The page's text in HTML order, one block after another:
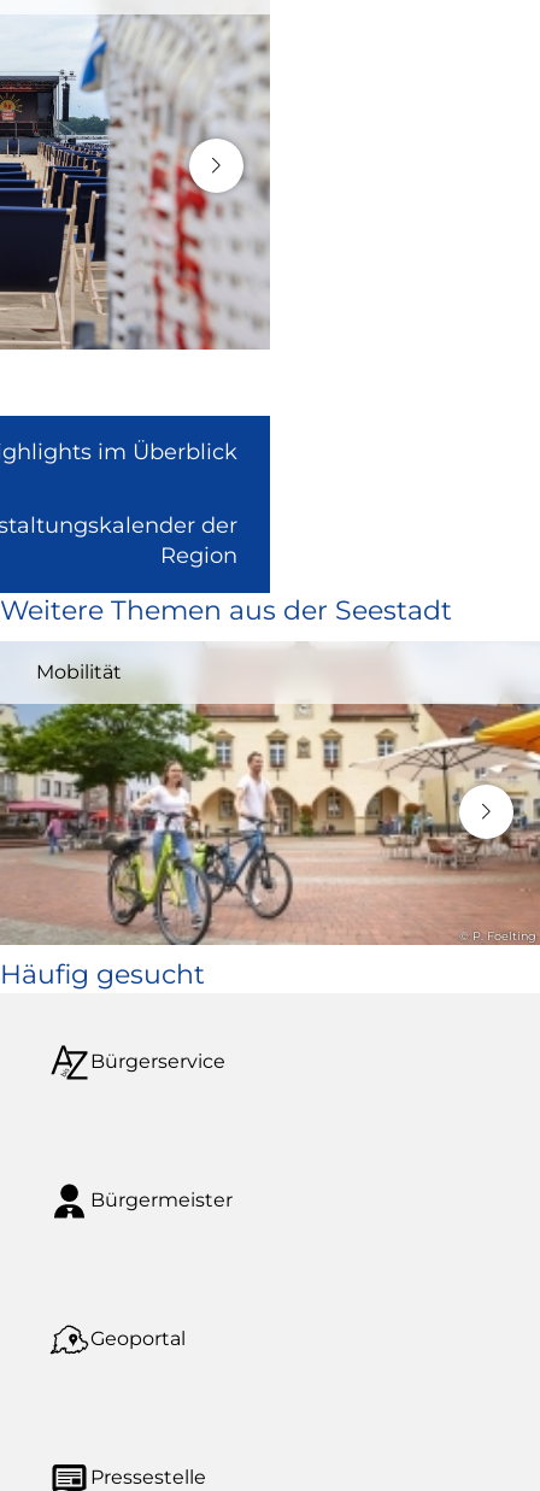
im Überblick
der
Region
extern
und
in
neuem
Fenster)
Weitere Themen aus der Seestadt
Mobilität
© P. Foelting
Häufig gesucht
Bürgerservice
Bürgermeister
Geoportal
Pressestelle